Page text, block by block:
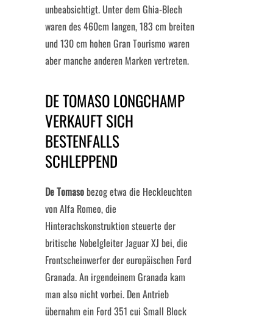
unbeabsichtigt. Unter dem Ghia-Blech
waren des 460cm langen, 183 cm breiten
und 130 cm hohen Gran Tourismo waren
aber manche anderen Marken vertreten.
DE TOMASO LONGCHAMP
VERKAUFT SICH
BESTENFALLS
SCHLEPPEND
De Tomaso bezog etwa die Heckleuchten
von Alfa Romeo, die
Hinterachskonstruktion steuerte der
britische Nobelgleiter Jaguar XJ bei, die
Frontscheinwerfer der europäischen Ford
Granada. An irgendeinem Granada kam
man also nicht vorbei. Den Antrieb
übernahm ein Ford 351 cui Small Block